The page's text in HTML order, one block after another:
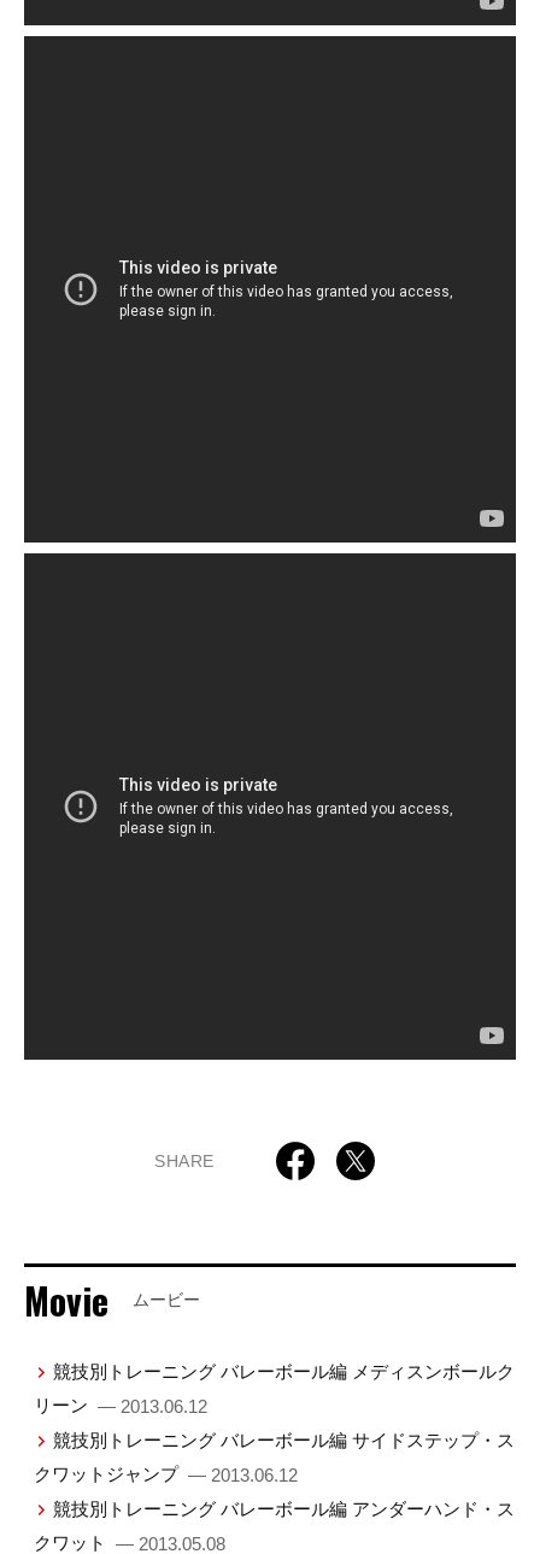
SHARE
Movie ムービー
競技別トレーニング バレーボール編 メディスンボールク
リーン — 2013.06.12
競技別トレーニング バレーボール編 サイドステップ・ス
クワットジャンプ — 2013.06.12
競技別トレーニング バレーボール編 アンダーハンド・ス
クワット
— 2013.05.08